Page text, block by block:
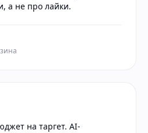
а не про лайки.
на таргет. AI-